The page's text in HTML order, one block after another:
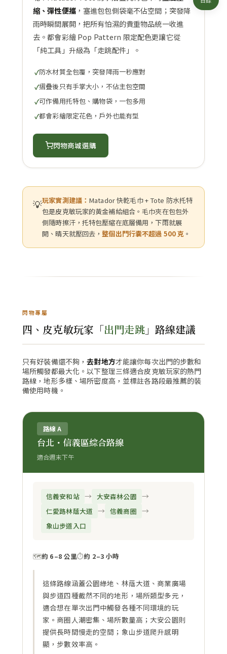
縮、彈性便攜，塞進包包側袋毫不佔空間；突發降
雨時瞬間展開，把所有怕濕的貴重物品統一收進
去。都會彩繪 Pop Pattern 限定配色更讓它從
「純工具」升級為「走跳配件」。
防水材質全包覆，突發降雨一秒應對
摺疊後只有手掌大小，不佔主包空間
可作備用托特包、購物袋，一包多用
都會彩繪限定花色，戶外也能有型
閃物商城選購
💡玩家實測建議： Matador 快乾毛巾 + Tote 防水托特
包是皮克敏玩家的黃金補給組合。毛巾夾在包包外
側隨時擦汗，托特包壓縮在底層備用，下雨就展
開、晴天就壓回去，整個出門行囊不超過 500 克 。
閃物專屬
四、皮克敏玩家「出門走跳」路線建議
只有好裝備還不夠，去對地方才能讓你每次出門的步數和
場所觸發都最大化。以下整理三條適合皮克敏玩家的熱門
路線，地形多樣、場所密度高，並標註各路段最推薦的裝
備使用時機。
路線 A
台北・信義區綜合路線
適合週末下午
信義安和站 → 大安森林公園 →
仁愛路林蔭大道 → 信義商圈 →
象山步道入口
🗺️約 6–8 公里⏱️約 2–3 小時
這條路線涵蓋公園綠地、林蔭大道、商業廣場
與步道四種截然不同的地形，場所類型多元，
適合想在單次出門中觸發各種不同環境的玩
家。商圈人潮密集、場所數量高；大安公園則
提供長時間慢走的空間；象山步道爬升感明
顯，步數效率高。